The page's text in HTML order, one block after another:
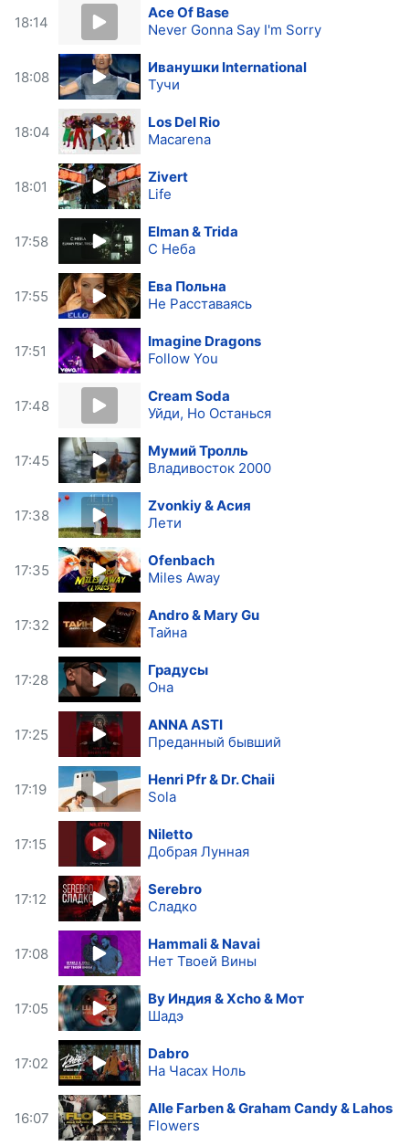
18:14
Ace Of Base
Never Gonna Say I'm Sorry
18:08
Иванушки International
Тучи
18:04
Los Del Rio
Macarena
18:01
Zivert
Life
17:58
Elman & Trida
С Неба
17:55
Ева Польна
Не Расставаясь
17:51
Imagine Dragons
Follow You
17:48
Cream Soda
Уйди, Но Останься
17:45
Мумий Тролль
Владивосток 2000
17:38
Zvonkiy & Асия
Лети
17:35
Ofenbach
Miles Away
17:32
Andro & Mary Gu
Тайна
17:28
Градусы
Она
17:25
ANNA ASTI
Преданный бывший
17:19
Henri Pfr & Dr. Chaii
Sola
17:15
Niletto
Добрая Лунная
17:12
Serebro
Сладко
17:08
Hammali & Navai
Нет Твоей Вины
17:05
By Индия & Xcho & Мот
Шадэ
17:02
Dabro
На Часах Ноль
16:07
Alle Farben & Graham Candy & Lahos
Flowers